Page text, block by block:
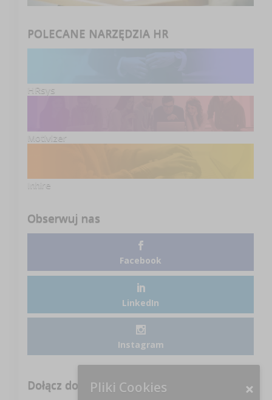
POLECANE NARZĘDZIA HR
HRsys
Motivizer
Inhire
Obserwuj nas
Facebook
LinkedIn
Instagram
Dołącz do nas na FB!
Pliki Cookies